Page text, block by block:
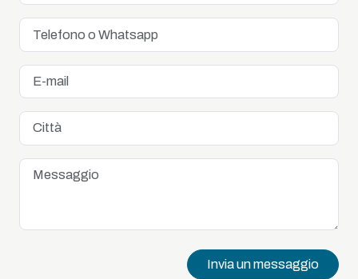
Invia un messaggio